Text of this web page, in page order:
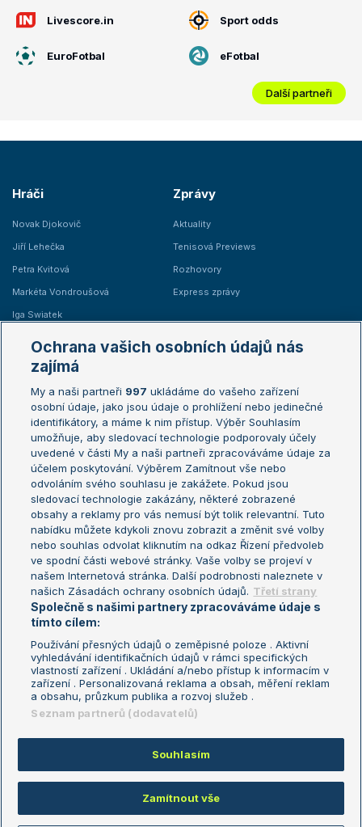
Livescore.in Sport odds
EuroFotbal eFotbal
Další partneři
Hráči
Novak Djokovič
Jiří Lehečka
Petra Kvitová
Markéta Vondroušová
Iga Swiatek
Zprávy
Aktuality
Tenisová Previews
Rozhovory
Express zprávy
Žebříčky
Žebříček ATP (muži)
Žebříček WTA (ženy)
Sázkařský žebříček
Australian Open
French Open
Wimbledon
US Open
Turnaj mistrů
Turnaj mistryň
Aktualní trendy
Fotbalové přestupy
Livesport Daily
LS Prague Open
Podmínky užití
Nastavení soukromí
GDPR a žurnalistika
Reklama
Kontakt
Informace o zpracování osobních
údajů
Copyright © 2008-2026 TenisPortal.cz. Využíváme zpravodajství ČTK.
Ochrana vašich osobních údajů nás
zajímá
My a naši partneři 997 ukládáme do vašeho zařízení
osobní údaje, jako jsou údaje o prohlížení nebo jedinečné
identifikátory, a máme k nim přístup. Výběr Souhlasím
umožňuje, aby sledovací technologie podporovaly účely
uvedené v části My a naši partneři zpracováváme údaje za
účelem poskytování. Výběrem Zamítnout vše nebo
odvoláním svého souhlasu je zakážete. Pokud jsou
sledovací technologie zakázány, některé zobrazené
obsahy a reklamy pro vás nemusí být tolik relevantní. Tuto
nabídku můžete kdykoli znovu zobrazit a změnit své volby
nebo souhlas odvolat kliknutím na odkaz Řízení předvoleb
ve spodní části webové stránky. Vaše volby se projeví v
našem Internetová stránka. Další podrobnosti naleznete v
našich Zásadách ochrany osobních údajů. Třetí strany
Společně s našimi partnery zpracováváme údaje s
tímto cílem:
Používání přesných údajů o zeměpisné poloze . Aktivní
vyhledávání identifikačních údajů v rámci specifických
vlastností zařízení . Ukládání a/nebo přístup k informacím v
zařízení . Personalizovaná reklama a obsah, měření reklam
a obsahu, průzkum publika a rozvoj služeb .
Seznam partnerů (dodavatelů)
Souhlasím
Zamítnout vše